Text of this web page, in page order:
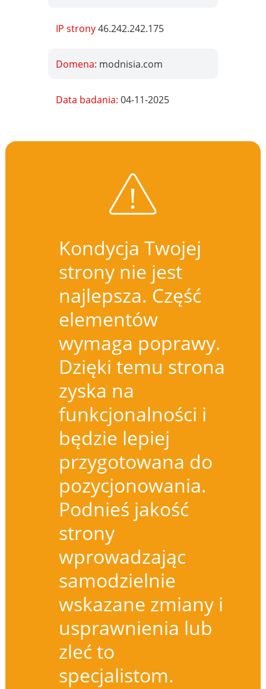
IP strony46.242.242.175
Domena: modnisia.com
Data badania:04-11-2025
Kondycja Twojej
strony nie jest
najlepsza. Część
elementów
wymaga poprawy.
Dzięki temu strona
zyska na
funkcjonalności i
będzie lepiej
przygotowana do
pozycjonowania.
Podnieś jakość
strony
wprowadzając
samodzielnie
wskazane zmiany i
usprawnienia lub
zleć to
specjalistom.